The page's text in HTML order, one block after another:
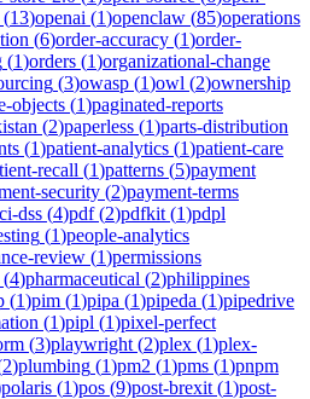
(13)openai (1)openclaw (85)operations
(6)order-accuracy (1)order-
(1)orders (1)organizational-change
(3)owasp (1)owl (2)ownership
objects (1)paginated-reports
(2)paperless (1)parts-distribution
(1)patient-analytics (1)patient-care
recall (1)patterns (5)payment
security (2)payment-terms
dss (4)pdf(2)pdfkit (1)pdpl
(1)people-analytics
review (1)permissions
(4)pharmaceutical (2)philippines
(1)pim (1)pipa (1)pipeda (1)pipedrive
(1)pipl (1)pixel-perfect
(3)playwright (2)plex (1)plex-
2)plumbing (1)pm2 (1)pms (1)pnpm
polaris (1)pos (9)post-brexit (1)post-